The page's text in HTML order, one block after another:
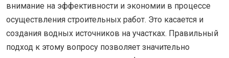
внимание на эффективности и экономии в процессе
осуществления строительных работ. Это касается и
создания водных источников на участках. Правильный
подход к этому вопросу позволяет значительно